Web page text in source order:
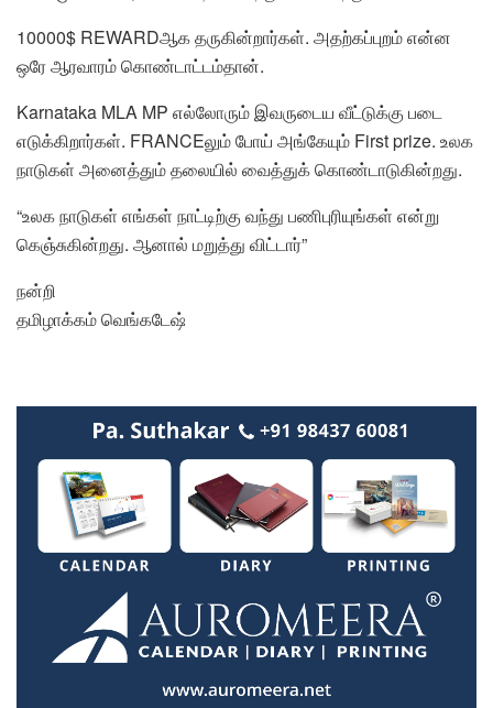
10000$ REWARDஆக தருகின்றார்கள். அதற்கப்புறம் என்ன
ஒரே ஆரவாரம் கொண்டாட்டம்தான்.
Karnataka MLA MP எல்லோரும் இவருடைய வீட்டுக்கு படை
எடுக்கிறார்கள். FRANCEலும் போய் அங்கேயும் First prize. உலக
நாடுகள் அனைத்தும் தலையில் வைத்துக் கொண்டாடுகின்றது.
“உலக நாடுகள் எங்கள் நாட்டிற்கு வந்து பணிபுரியுங்கள் என்று
கெஞ்சுகின்றது. ஆனால் மறுத்து விட்டார்”
நன்றி
தமிழாக்கம் வெங்கடேஷ்